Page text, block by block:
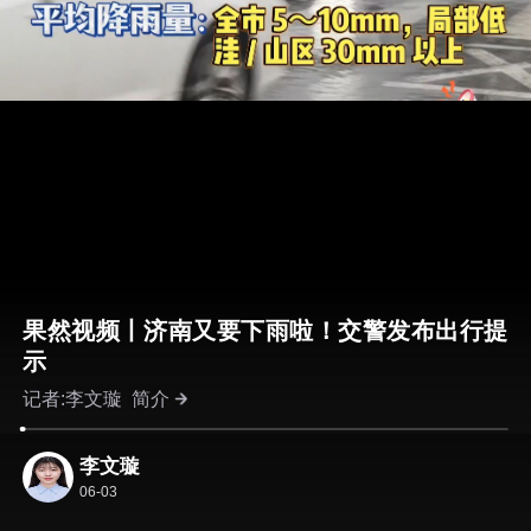
果然视频丨济南又要下雨啦！交警发布出行提
示
记者:李文璇简介
李文璇
06-03